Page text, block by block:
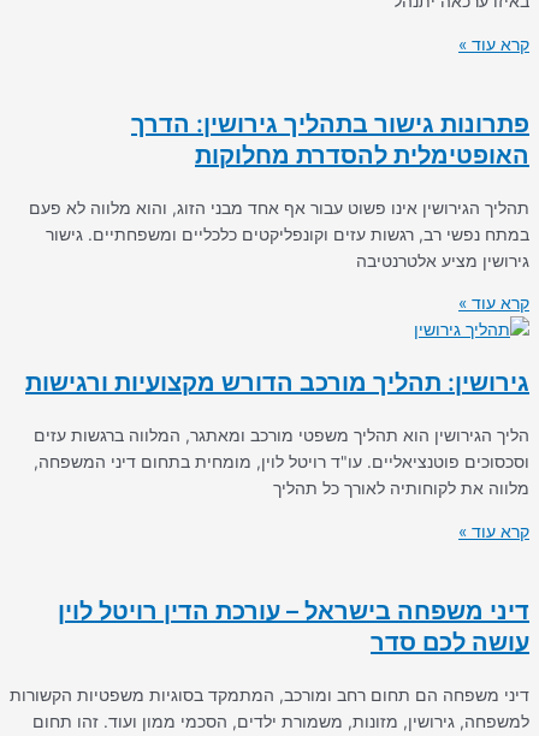
קרא עוד »
פתרונות גישור בתהליך גירושין: הדרך
האופטימלית להסדרת מחלוקות
תהליך הגירושין אינו פשוט עבור אף אחד מבני הזוג, והוא מלווה לא פעם
במתח נפשי רב, רגשות עזים וקונפליקטים כלכליים ומשפחתיים. גישור
גירושין מציע אלטרנטיבה
קרא עוד »
גירושין: תהליך מורכב הדורש מקצועיות ורגישות
הליך הגירושין הוא תהליך משפטי מורכב ומאתגר, המלווה ברגשות עזים
וסכסוכים פוטנציאליים. עו"ד רויטל לוין, מומחית בתחום דיני המשפחה,
מלווה את לקוחותיה לאורך כל תהליך
קרא עוד »
דיני משפחה בישראל – עורכת הדין רויטל לוין
עושה לכם סדר
דיני משפחה הם תחום רחב ומורכב, המתמקד בסוגיות משפטיות הקשורות
למשפחה, גירושין, מזונות, משמורת ילדים, הסכמי ממון ועוד. זהו תחום